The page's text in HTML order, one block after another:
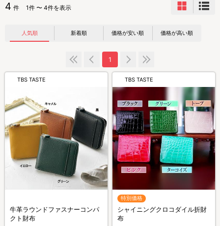
4 件 1件 〜 4件を表示
人気順 新着順 価格が安い順 価格が高い順
1
TBS TASTE
牛革ラウンドファスナーコンパ
クト財布
TBS TASTE
特別価格
シャイニングクロコダイル折財
布